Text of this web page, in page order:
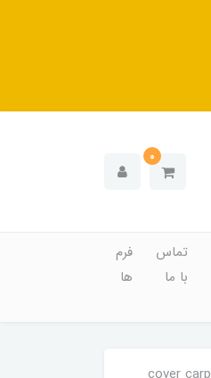
0
تماس
با ما
فرم
ها